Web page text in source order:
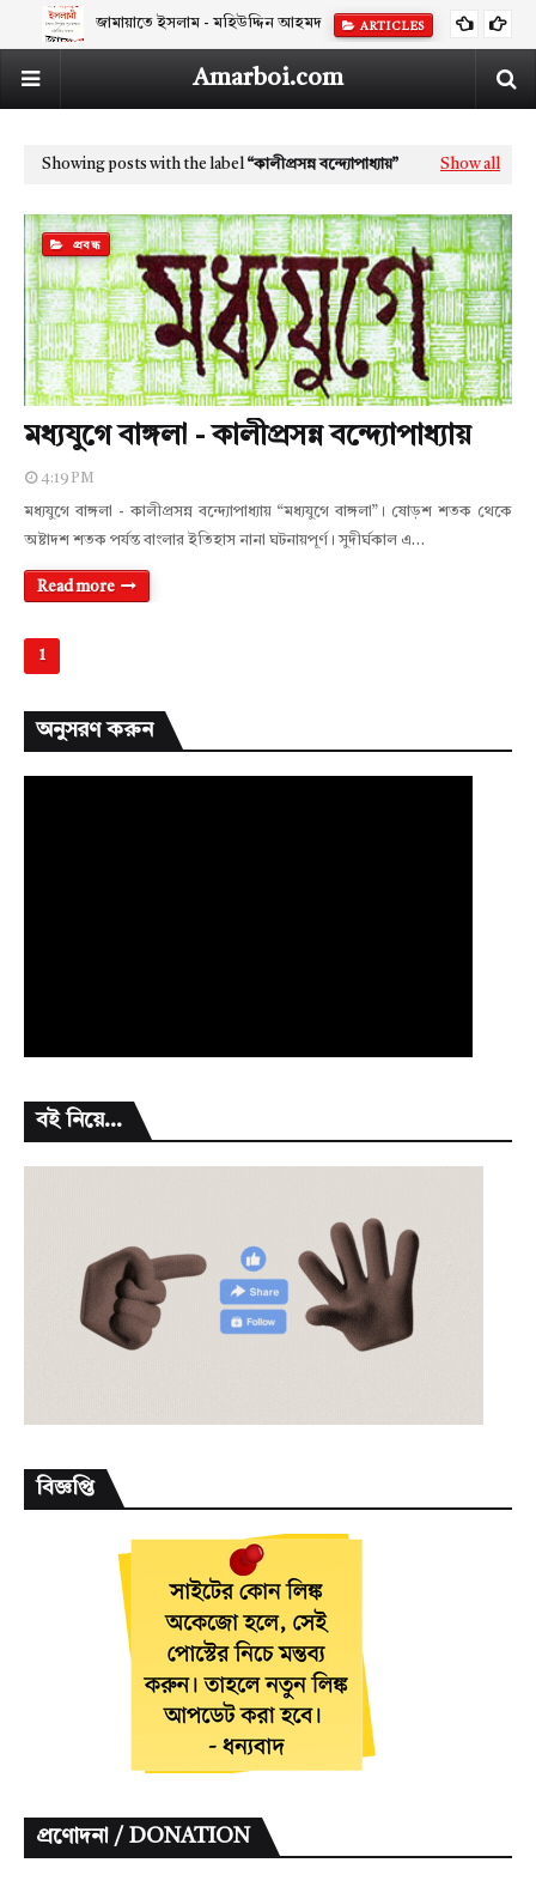
জামায়াতে ইসলাম - মহিউদ্দিন আহমদ ARTICLES
Amarboi.com
Showing posts with the label কালীপ্রসন্ন বন্দ্যোপাধ্যায় Show all
প্রবন্ধ
মধ্যযুগে বাঙ্গলা - কালীপ্রসন্ন বন্দ্যোপাধ্যায়
4:19 PM
মধ্যযুগে বাঙ্গলা - কালীপ্রসন্ন বন্দ্যোপাধ্যায় “মধ্যযুগে বাঙ্গলা”। ষোড়শ শতক থেকে
অষ্টাদশ শতক পর্যন্ত বাংলার ইতিহাস নানা ঘটনায়পূর্ণ। সুদীর্ঘকাল এ…
Read more
1
অনুসরণ করুন
বই নিয়ে...
বিজ্ঞপ্তি
প্রণোদনা / DONATION